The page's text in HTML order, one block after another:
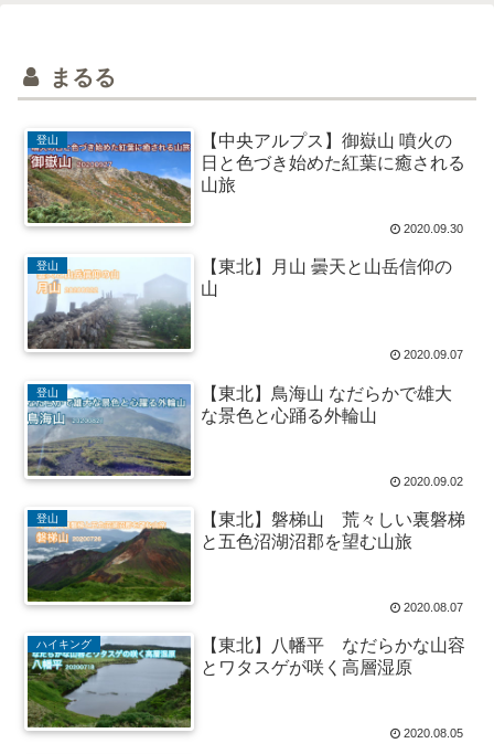
まるる
登山
【中央アルプス】御嶽山 噴火の
日と色づき始めた紅葉に癒される
山旅
2020.09.30
登山
【東北】月山 曇天と山岳信仰の
山
2020.09.07
登山
【東北】鳥海山 なだらかで雄大
な景色と心踊る外輪山
2020.09.02
登山
【東北】磐梯山 荒々しい裏磐梯
と五色沼湖沼郡を望む山旅
2020.08.07
ハイキング
【東北】八幡平 なだらかな山容
とワタスゲが咲く高層湿原
2020.08.05